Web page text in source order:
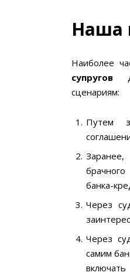
Наша
Наиболее
супругов
сценариям:
Путем
банка-
Через
Через
самим